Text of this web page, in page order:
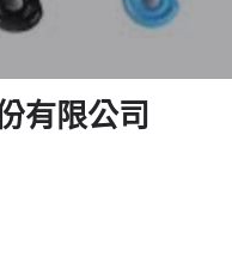
有限公司